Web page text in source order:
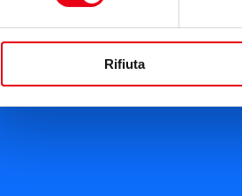
Rifiuta